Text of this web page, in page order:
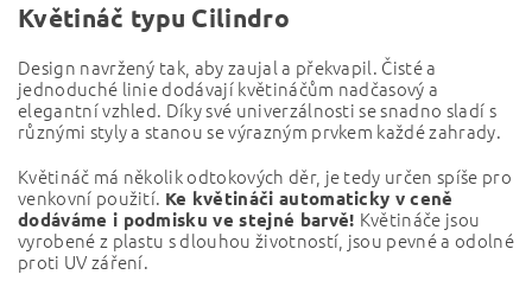
Květináč typu Cilindro
Design navržený tak, aby zaujal a překvapil. Čisté a
jednoduché linie dodávají květináčům nadčasový a
elegantní vzhled. Díky své univerzálnosti se snadno sladí s
různými styly a stanou se výrazným prvkem každé zahrady.
Květináč má několik odtokových děr, je tedy určen spíše pro
venkovní použití. Ke květináči automaticky v ceně
dodáváme i podmisku ve stejné barvě! Květináče jsou
vyrobené z plastu s dlouhou životností, jsou pevné a odolné
proti UV záření.